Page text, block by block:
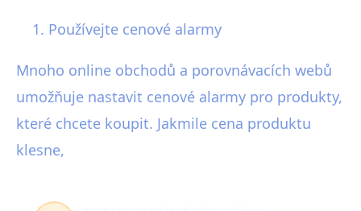
Používejte cenové alarmy
Mnoho online obchodů a porovnávacích webů
umožňuje nastavit cenové alarmy pro produkty,
které chcete koupit. Jakmile cena produktu
klesne,